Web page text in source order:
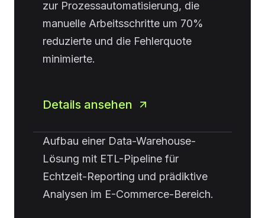
zur Prozessautomatisierung, die
manuelle Arbeitsschritte um 70%
reduzierte und die Fehlerquote
minimierte.
Details ansehen
Aufbau einer Data-Warehouse-
Lösung mit ETL-Pipeline für
Echtzeit-Reporting und prädiktive
Analysen im E-Commerce-Bereich.